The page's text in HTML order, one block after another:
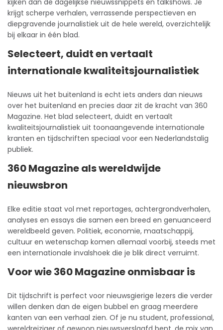
kijken dan de dagelijkse nieuwssnippets en talkshows. Je
krijgt scherpe verhalen, verrassende perspectieven en
diepgravende journalistiek uit de hele wereld, overzichtelijk
bij elkaar in één blad.​
Selecteert, duidt en vertaalt
internationale kwaliteitsjournalistiek
Nieuws uit het buitenland is echt iets anders dan nieuws
over het buitenland en precies daar zit de kracht van 360
Magazine. Het blad selecteert, duidt en vertaalt
kwaliteitsjournalistiek uit toonaangevende internationale
kranten en tijdschriften speciaal voor een Nederlandstalig
publiek.​
360 Magazine als wereldwijde
nieuwsbron
Elke editie staat vol met reportages, achtergrondverhalen,
analyses en essays die samen een breed en genuanceerd
wereldbeeld geven. Politiek, economie, maatschappij,
cultuur en wetenschap komen allemaal voorbij, steeds met
een internationale invalshoek die je blik direct verruimt.​
Voor wie 360 Magazine onmisbaar is
Dit tijdschrift is perfect voor nieuwsgierige lezers die verder
willen denken dan de eigen bubbel en graag meerdere
kanten van een verhaal zien. Of je nu student, professional,